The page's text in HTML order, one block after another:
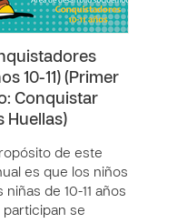
10-11) (Primer
Conquistar
Huellas)
de este
es que los niños
niñas de 10-11 años
participan se